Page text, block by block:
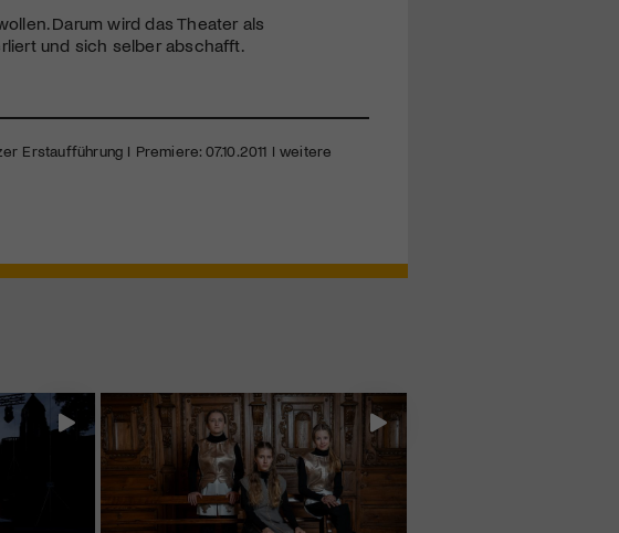
Darum wird das Theater als
und sich selber abschafft.
Erstaufführung I Premiere: 07.10.2011 I weitere